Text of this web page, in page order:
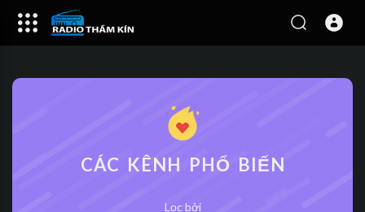
CÁC KÊNH PHỔ BIẾN
Lọc bởi